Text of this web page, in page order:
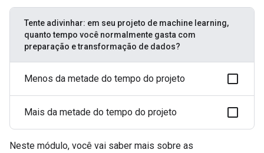
Tente adivinhar: em seu projeto de machine learning,
quanto tempo você normalmente gasta com
preparação e transformação de dados?
Menos da metade do tempo do projeto
Mais da metade do tempo do projeto
Neste módulo, você vai saber mais sobre as